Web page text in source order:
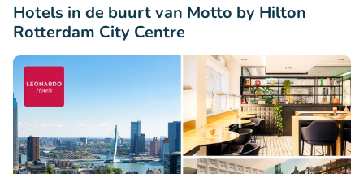
Hotels in de buurt van Motto by Hilton
Rotterdam City Centre